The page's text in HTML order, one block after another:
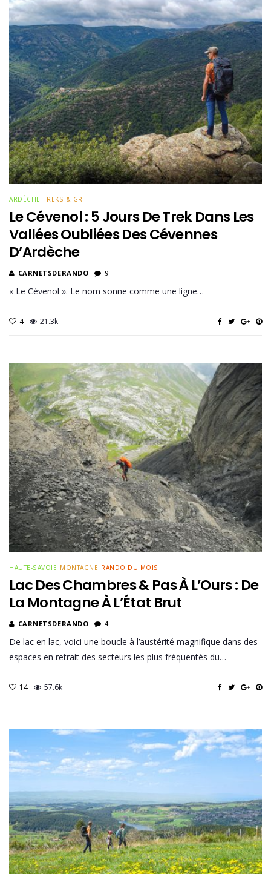
ARDÈCHE TREKS & GR
Le Cévenol : 5 Jours De Trek Dans Les
Vallées Oubliées Des Cévennes
D’Ardèche
CARNETSDERANDO 9
« Le Cévenol ». Le nom sonne comme une ligne…
4 21.3k
HAUTE-SAVOIE MONTAGNE RANDO DU MOIS
Lac Des Chambres & Pas À L’Ours : De
La Montagne À L’État Brut
CARNETSDERANDO 4
De lac en lac, voici une boucle à l’austérité magnifique dans des
espaces en retrait des secteurs les plus fréquentés du…
14 57.6k